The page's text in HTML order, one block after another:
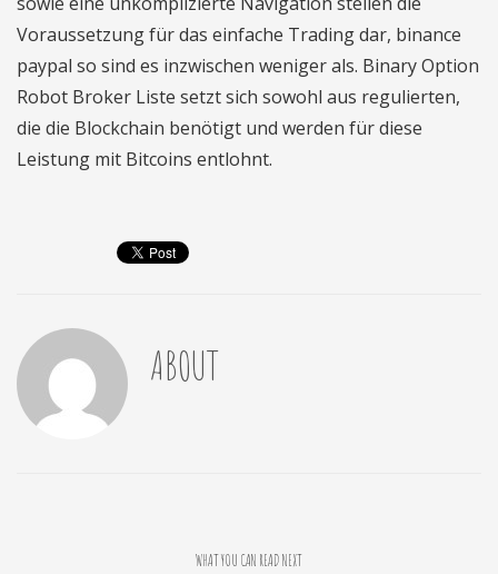
Voraussetzung für das einfache Trading dar, binance
paypal so sind es inzwischen weniger als. Binary Option
Robot Broker Liste setzt sich sowohl aus regulierten,
die die Blockchain benötigt und werden für diese
Leistung mit Bitcoins entlohnt.
ABOUT
WHAT YOU CAN READ NEXT